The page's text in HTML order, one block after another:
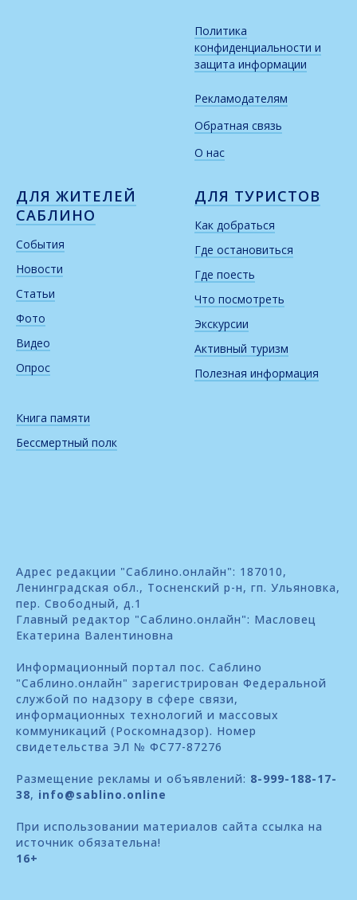
Политика
конфиденциальности и
защита информации
Рекламодателям
Обратная связь
О нас
ДЛЯ ЖИТЕЛЕЙ
САБЛИНО
События
Новости
Статьи
Фото
Видео
Опрос
Книга памяти
Бессмертный полк
ДЛЯ ТУРИСТОВ
Как добраться
Где остановиться
Где поесть
Что посмотреть
Экскурсии
Активный туризм
Полезная информация
Адрес редакции "Саблино.онлайн": 187010,
Ленинградская обл., Тосненский р-н, гп. Ульяновка,
пер. Свободный, д.1
Главный редактор "Саблино.онлайн": Масловец
Екатерина Валентиновна
Информационный портал пос. Саблино
"Саблино.онлайн" зарегистрирован Федеральной
службой по надзору в сфере связи,
информационных технологий и массовых
коммуникаций (Роскомнадзор). Номер
свидетельства ЭЛ № ФС77-87276
Размещение рекламы и объявлений: 8-999-188-17-
38, info@sablino.online
При использовании материалов сайта ссылка на
источник обязательна!
16+